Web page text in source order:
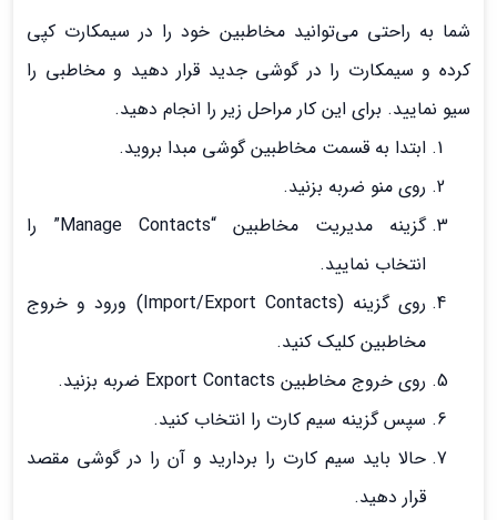
شما به راحتی می‌توانید مخاطبین خود را در سیمکارت کپی
کرده و سیمکارت را در گوشی جدید قرار دهید و مخاطبی را
سیو نمایید. برای این کار مراحل زیر را انجام دهید.
ابتدا به قسمت مخاطبین گوشی مبدا بروید.
روی منو ضربه بزنید.
گزینه مدیریت مخاطبین “Manage Contacts” را
انتخاب نمایید.
روی گزینه (Import/Export Contacts) ورود و خروج
مخاطبین کلیک کنید.
روی خروج مخاطبین Export Contacts ضربه بزنید.
سپس گزینه سیم کارت را انتخاب کنید.
حالا باید سیم کارت را بردارید و آن را در گوشی مقصد
قرار دهید.